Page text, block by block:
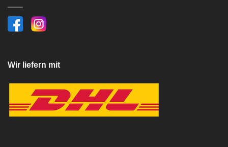
Wir liefern mit